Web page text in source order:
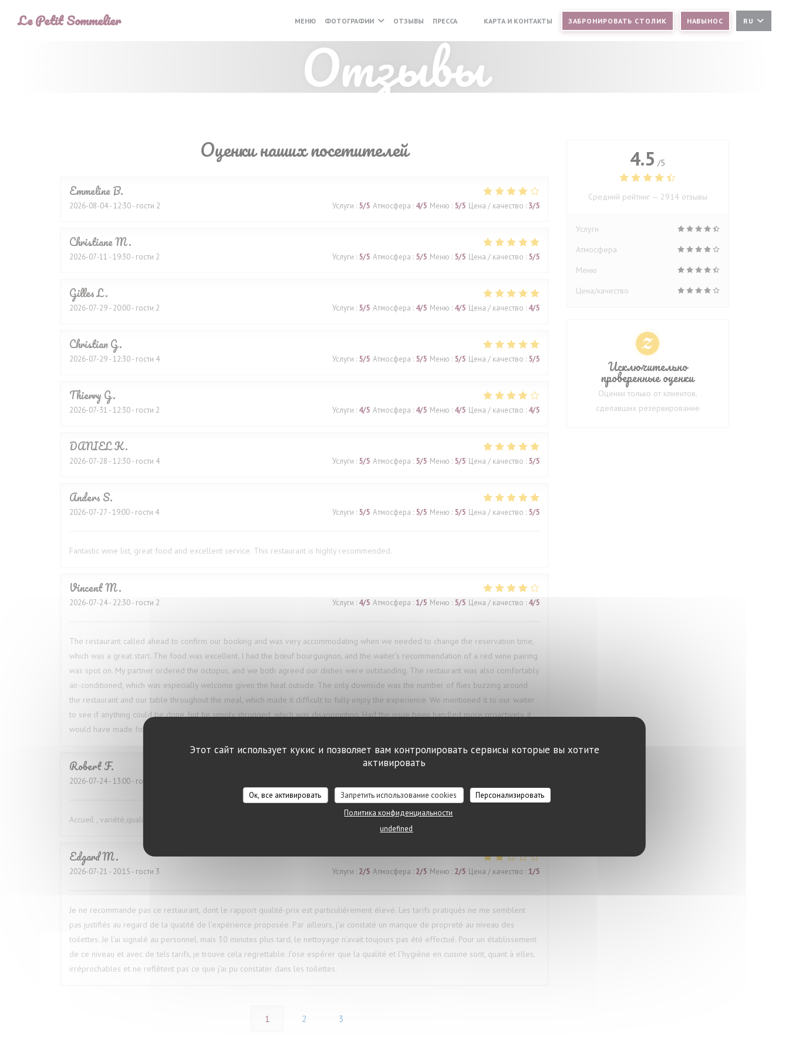
Этот сайт использует кукис и позволяет вам контролировать сервисы которые вы хотите
активировать
Ок, все активировать Запретить использование cookies
Персонализировать
Политика конфиденциальности
undefined
Le Petit Sommelier МЕНЮ ФОТОГРАФИИ ОТЗЫВЫ ПРЕССА
((ОТКРЫВАЕТСЯ В НОВОМ ОКНЕ))
((ОТКРЫВАЕТСЯ В НОВОМ ОКНЕ))
КАРТА И КОНТАКТЫ ЗАБРОНИРОВАТЬ СТОЛИК НАВЫНОС RU
Отзывы
Оценки наших посетителей
EmmelineB
2026-08-04- 12:30 - гости 2 Услуги : 5/5 Атмосфера : 4/5 Меню : 5/5 Цена / качество : 3/5
ChristianeM
2026-07-11 - 19:30 - гости 2 Услуги : 5/5 Атмосфера : 5/5 Меню : 5/5 Цена / качество : 5/5
GillesL
2026-07-29- 20:00 - гости 2 Услуги : 5/5 Атмосфера : 4/5 Меню : 4/5 Цена / качество : 4/5
ChristianG
2026-07-29- 12:30 - гости 4 Услуги : 5/5 Атмосфера : 5/5 Меню : 5/5 Цена / качество : 5/5
Thierry G
2026-07-31 - 12:30 - гости 2 Услуги : 4/5 Атмосфера : 4/5 Меню : 4/5 Цена / качество : 4/5
DANIELK
2026-07-28 - 12:30 - гости 4 Услуги : 5/5 Атмосфера : 5/5 Меню : 5/5 Цена / качество : 5/5
Anders S
2026-07-27- 19:00 - гости 4 Услуги : 5/5 Атмосфера : 5/5 Меню : 5/5 Цена / качество : 5/5
Fantastic wine list, great food and excellent service. This restaurant is highly recommended.
VincentM
2026-07-24- 22:30 - гости 2 Услуги : 4/5 Атмосфера : 1/5 Меню : 5/5 Цена / качество : 4/5
The restaurant called ahead to confirm our booking and was very accommodating when we needed to change the reservation time,
which was a great start. The food was excellent. I had the bœuf bourguignon, and the waiter’s recommendation of a red wine pairing
was spot on. My partner ordered the octopus, and we both agreed our dishes were outstanding. The restaurant was also comfortably
air-conditioned, which was especially welcome given the heat outside. The only downside was the number of flies buzzing around
the restaurant and our table throughout the meal, which made it difficult to fully enjoy the experience. We mentioned it to our waiter
to see if anything could be done, but he simply shrugged, which was disappointing. Had the issue been handled more proactively, it
would have made for a much better overall experience.
RobertF
2026-07-24- 13:00 - гости 1
Accueil , variété,qualité ,modèle de la cuisine française traditionnelle
EdgardM
2026-07-21 - 20:15 - гости 3 Услуги : 2/5 Атмосфера : 2/5 Меню : 2/5 Цена / качество : 1/5
Je ne recommande pas ce restaurant, dont le rapport qualité-prix est particulièrement élevé. Les tarifs pratiqués ne me semblent
pas justifiés au regard de la qualité de l’expérience proposée. Par ailleurs, j’ai constaté un manque de propreté au niveau des
toilettes. Je l’ai signalé au personnel, mais 30 minutes plus tard, le nettoyage n’avait toujours pas été effectué. Pour un établissement
de ce niveau et avec de tels tarifs, je trouve cela regrettable. J’ose espérer que la qualité et l’hygiène en cuisine sont, quant à elles,
irréprochables et ne reflètent pas ce que j’ai pu constater dans les toilettes.
1 2 3
4.5 /5
Средний рейтинг — 2914 отзывы
Услуги
Атмосфера
Меню
Цена/качество
Исключительно
проверенные оценки
Оценки только от клиентов,
сделавших резервирование